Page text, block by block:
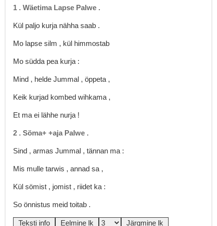
1 . Wäetima Lapse Palwe .
Kül paljo kurja nähha saab .
Mo lapse silm , kül himmostab
Mo südda pea kurja :
Mind , helde Jummal , öppeta ,
Keik kurjad kombed wihkama ,
Et ma ei lähhe nurja !
2 . Söma+ +aja Palwe .
Sind , armas Jummal , tännan ma :
Mis mulle tarwis , annad sa ,
Kül sömist , jomist , riidet ka :
So önnistus meid toitab .
Teksti info Eelmine lk Järgmine lk